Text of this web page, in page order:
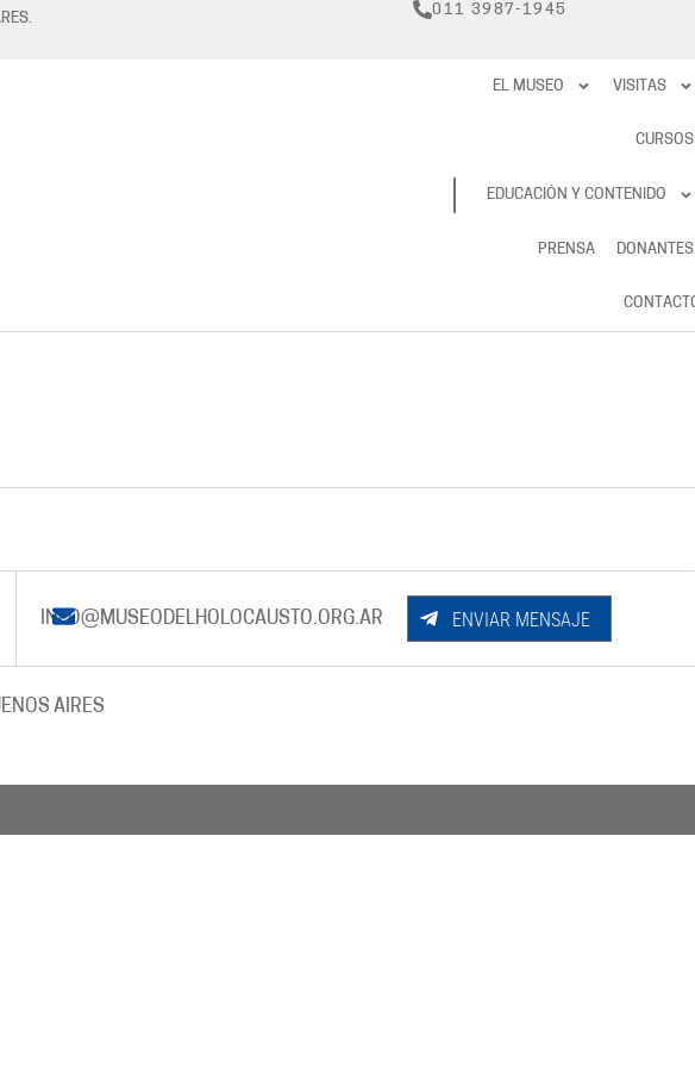
011 3987-1945
RESERVAS
EL MUSEO VISITAS
CURSOS
EDUCACIÓN Y CONTENIDO
PRENSA DONANTES
INFO@MUSEODELHOLOCAUSTO.ORG.AR ENVIAR MENSAJE
AIRES